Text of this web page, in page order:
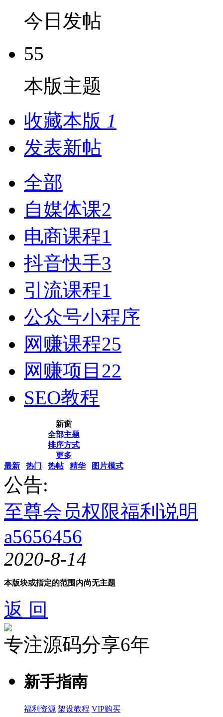
今日发帖
55
本版主题
收藏本版 1
发表新帖
全部
自媒体课2
电商课程1
抖音快手3
引流课程1
公众号小程序
网赚课程25
网赚项目 22
SEO教程
新窗
全部主题
排序方式
更多
最新
热门 热帖 精华 图片模式
公告:
至尊会员权限福利说明
a5656456
2020-8-14
本版块或指定的范围内尚无主题
返 回
专注源码分享6年
新手指南
福利资源 架设教程 VIP购买